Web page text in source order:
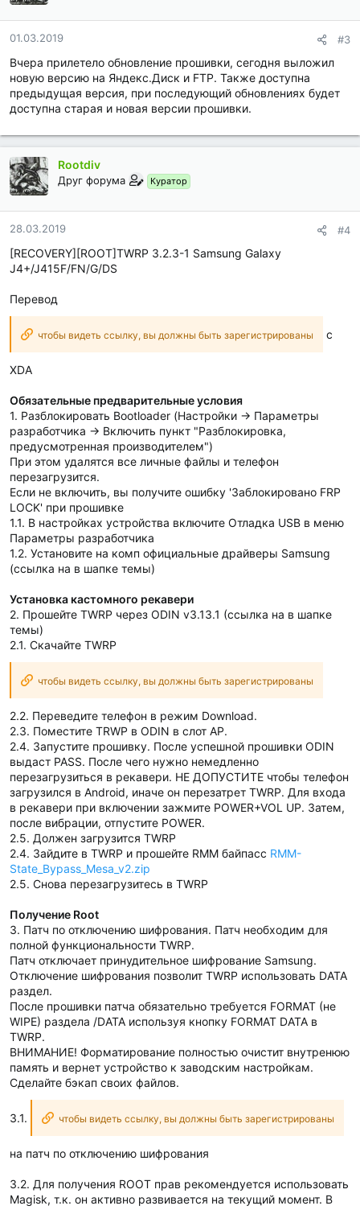
01.03.2019 #3
Вчера прилетело обновление прошивки, сегодня выложил
новую версию на Яндекс.Диск и FTP. Также доступна
предыдущая версия, при последующий обновлениях будет
доступна старая и новая версии прошивки.
Rootdiv
Друг форума Куратор
28.03.2019 #4
[RECOVERY][ROOT]TWRP 3.2.3-1 Samsung Galaxy
J4+/J415F/FN/G/DS
Перевод
чтобы видеть ссылку, вы должны быть зарегистрированы с
XDA
Обязательные предварительные условия
1. Разблокировать Bootloader (Настройки -> Параметры
разработчика -> Включить пункт "Разблокировка,
предусмотренная производителем")
При этом удалятся все личные файлы и телефон
перезагрузится.
Если не включить, вы получите ошибку 'Заблокировано FRP
LOCK' при прошивке
1.1. В настройках устройства включите Отладка USB в меню
Параметры разработчика
1.2. Установите на комп официальные драйверы Samsung
(ссылка на в шапке темы)
Установка кастомного рекавери
2. Прошейте TWRP через ODIN v3.13.1 (ссылка на в шапке
темы)
2.1. Скачайте TWRP
чтобы видеть ссылку, вы должны быть зарегистрированы
2.2. Переведите телефон в режим Download.
2.3. Поместите TRWP в ODIN в слот AP.
2.4. Запустите прошивку. После успешной прошивки ODIN
выдаст PASS. После чего нужно немедленно
перезагрузиться в рекавери. НЕ ДОПУСТИТЕ чтобы телефон
загрузился в Android, иначе он перезатрет TWRP. Для входа
в рекавери при включении зажмите POWER+VOL UP. Затем,
после вибрации, отпустите POWER.
2.5. Должен загрузится TWRP
2.4. Зайдите в TWRP и прошейте RMM байпасс RMM-
State_Bypass_Mesa_v2.zip
2.5. Снова перезагрузитесь в TWRP
Получение Root
3. Патч по отключению шифрования. Патч необходим для
полной функциональности TWRP.
Патч отключает принудительное шифрование Samsung.
Отключение шифрования позволит TWRP использовать DATA
раздел.
После прошивки патча обязательно требуется FORMAT (не
WIPE) раздела /DATA используя кнопку FORMAT DATA в
TWRP.
ВНИМАНИЕ! Форматирование полностью очистит внутренюю
память и вернет устройство к заводским настройкам.
Сделайте бэкап своих файлов.
3.1. чтобы видеть ссылку, вы должны быть зарегистрированы
на патч по отключению шифрования
3.2. Для получения ROOT прав рекомендуется использовать
Magisk, т.к. он активно развивается на текущий момент. В